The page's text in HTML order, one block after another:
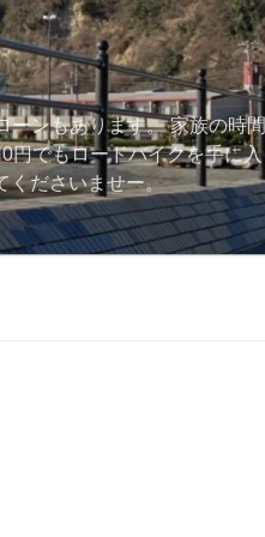
ーンもあります。 家族の時間
円でもロードバイクを手に入
くださいませー。